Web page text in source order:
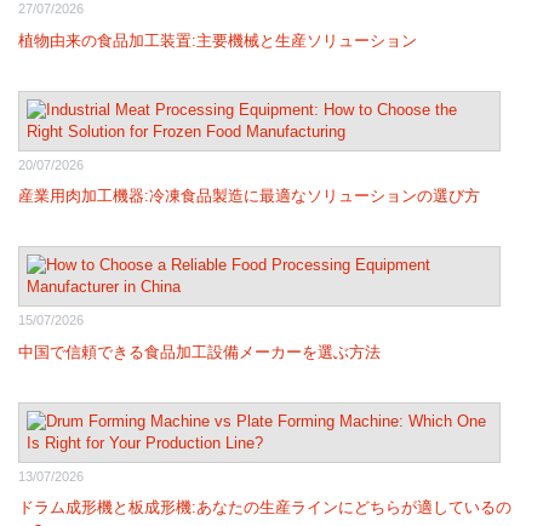
27/07/2026
植物由来の食品加工装置:主要機械と生産ソリューション
20/07/2026
産業用肉加工機器:冷凍食品製造に最適なソリューションの選び方
15/07/2026
中国で信頼できる食品加工設備メーカーを選ぶ方法
13/07/2026
ドラム成形機と板成形機:あなたの生産ラインにどちらが適しているの